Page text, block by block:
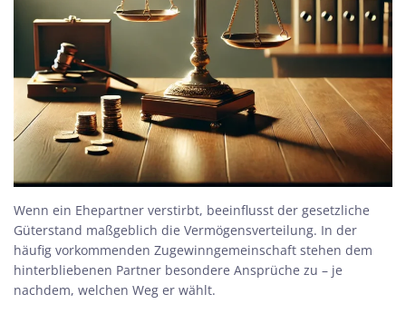
Wenn ein Ehepartner verstirbt, beeinflusst der gesetzliche
Güterstand maßgeblich die Vermögensverteilung. In der
häufig vorkommenden Zugewinngemeinschaft stehen dem
hinterbliebenen Partner besondere Ansprüche zu – je
nachdem, welchen Weg er wählt.